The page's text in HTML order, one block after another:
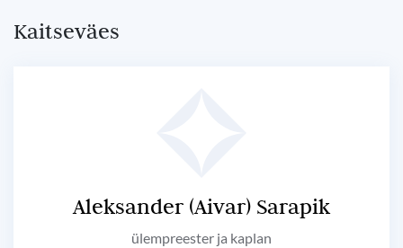
Kaitseväes
Aleksander (Aivar) Sarapik
ülempreester ja kaplan